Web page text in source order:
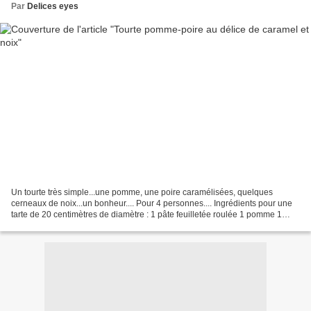
Par Delices eyes
Un tourte très simple...une pomme, une poire caramélisées, quelques
cerneaux de noix...un bonheur.... Pour 4 personnes.... Ingrédients pour une
tarte de 20 centimètres de diamètre : 1 pâte feuilletée roulée 1 pomme 1